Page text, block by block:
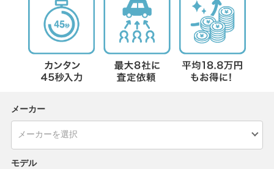
メーカー
モデル